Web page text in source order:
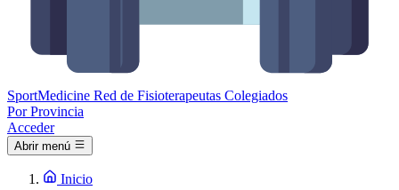
SportMedicine Red de Fisioterapeutas Colegiados
Por Provincia
Acceder
Abrir menú
Inicio